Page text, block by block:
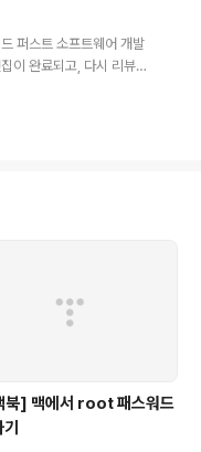
퍼스트 소프트웨어 개발
이 완료되고, 다시 리뷰하
부분들만 봐와서, 제대로
고, 중요한 사항에 대해
온 책도 이러한 내용의 책
북] 맥에서 root 패스워드